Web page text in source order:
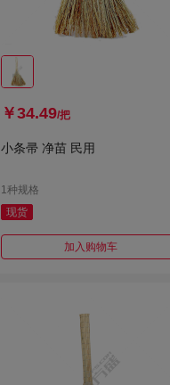
￥34.49/把
小条帚 净苗 民用
1种规格
现货
加入购物车